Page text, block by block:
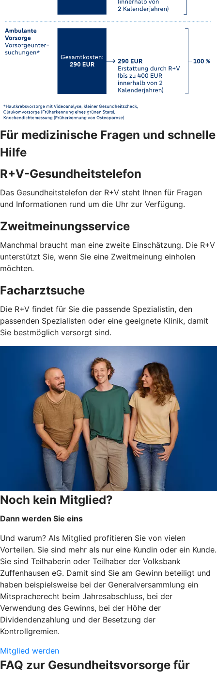
Für medizinische Fragen und schnelle
Hilfe
R+V-Gesundheitstelefon
Das Gesundheitstelefon der R+V steht Ihnen für Fragen
und Informationen rund um die Uhr zur Verfügung.
Zweitmeinungsservice
Manchmal braucht man eine zweite Einschätzung. Die R+V
unterstützt Sie, wenn Sie eine Zweitmeinung einholen
möchten.
Facharztsuche
Die R+V findet für Sie die passende Spezialistin, den
passenden Spezialisten oder eine geeignete Klinik, damit
Sie bestmöglich versorgt sind.
Noch kein Mitglied?
Dann werden Sie eins
Und warum? Als Mitglied profitieren Sie von vielen
Vorteilen. Sie sind mehr als nur eine Kundin oder ein Kunde.
Sie sind Teilhaberin oder Teilhaber der Volksbank
Zuffenhausen eG. Damit sind Sie am Gewinn beteiligt und
haben beispielsweise bei der Generalversammlung ein
Mitspracherecht beim Jahresabschluss, bei der
Verwendung des Gewinns, bei der Höhe der
Dividendenzahlung und der Besetzung der
Kontrollgremien.
Mitglied werden
FAQ zur Gesundheitsvorsorge für